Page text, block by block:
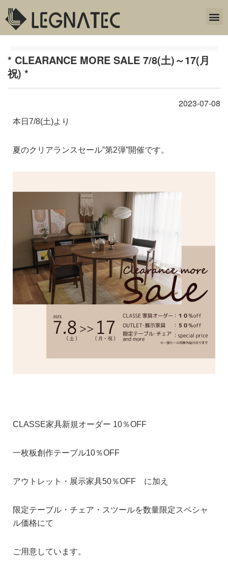
* CLEARANCE MORE SALE 7/8(土)～17(月
祝) *
2023-07-08
本日7/8(土)より
夏のクリアランスセール‟第2弾”開催です。
CLASSE家具新規オーダー 10％OFF
一枚板創作テーブル10％OFF
アウトレット・展示家具50％OFF に加え
限定テーブル・チェア・スツールを数量限定スペシャ
ル価格にて
ご用意しています。